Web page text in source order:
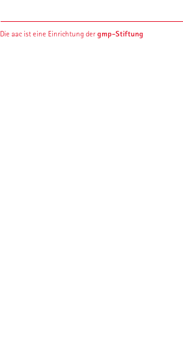
Die aac ist eine Einrichtung dergmp-Stiftung